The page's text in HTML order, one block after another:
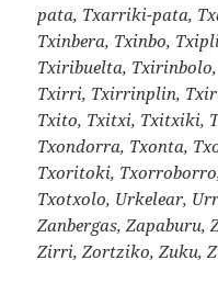
pata, Txarriki-pata,
Txinbera, Txinbo,
Txiribuelta,
Txirri, Txirrinplin,
Txito, Txitxi, Txitxiki,
Txondorra, Txonta,
Txoritoki,
Txotxolo, Urkelear,
Zanbergas,
Zirri, Zortziko, Zuku,